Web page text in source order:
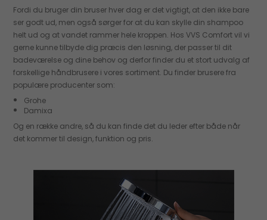
Fordi du bruger din bruser hver dag er det vigtigt, at den ikke bare
ser godt ud, men også sørger for at du kan skylle din shampoo
helt ud og at vandet rammer hele kroppen. Hos VVS Comfort vil vi
gerne kunne tilbyde dig præcis den løsning, der passer til dit
badeværelse og dine behov og derfor finder du et stort udvalg af
forskellige håndbrusere i vores sortiment. Du finder brusere fra
populære producenter som:
Grohe
Damixa
Og en række andre, så du kan finde det du leder efter både når
det kommer til design, funktion og pris.